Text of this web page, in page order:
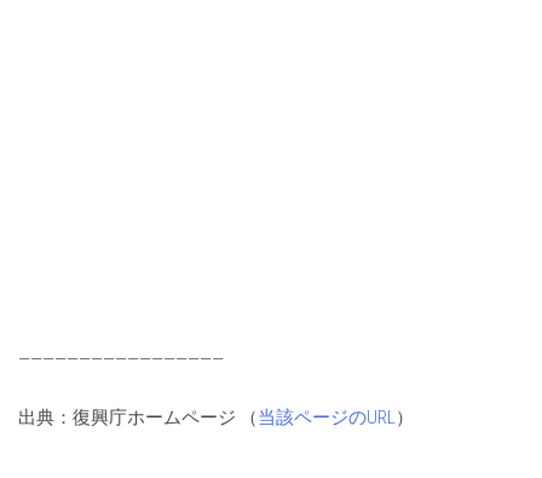
—————————————————
出典：復興庁ホームページ （当該ページのURL）